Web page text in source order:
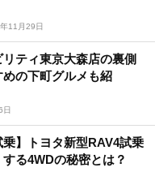
11月29日
ティ東京大森店の裏側
の下町グルメも紹
乗】トヨタ新型RAV4試乗
る4WDの秘密とは？